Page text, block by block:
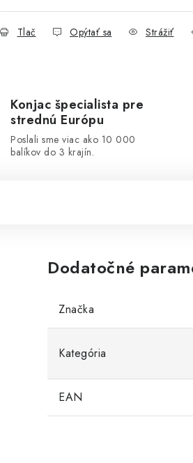
Tlač Opýtať sa Strážiť
Konjac špecialista pre
strednú Európu
Poslali sme viac ako 10 000
balíkov do 3 krajín.
Dodatočné
Značka
Kategória
EAN